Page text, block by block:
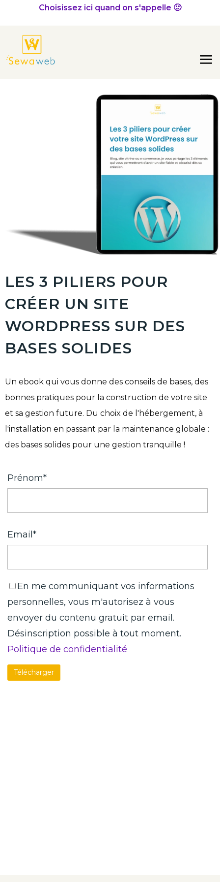
Choisissez ici quand on s'appelle 🙂
LES 3 PILIERS POUR
CRÉER UN SITE
WORDPRESS SUR DES
BASES SOLIDES
Un ebook qui vous donne des conseils de bases, des
bonnes pratiques pour la construction de votre site
et sa gestion future. Du choix de l'hébergement, à
l'installation en passant par la maintenance globale :
des bases solides pour une gestion tranquille !
Prénom*
Email*
En me communiquant vos informations
personnelles, vous m'autorisez à vous
envoyer du contenu gratuit par email.
Désinscription possible à tout moment.
Politique de confidentialité